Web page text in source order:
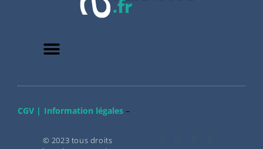
CGV | Information légales–
© 2023 tous droits